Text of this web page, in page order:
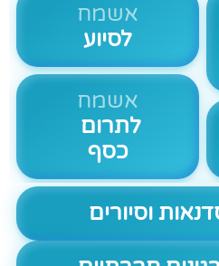
אשמח
לסיוע
אשמח
לתרום
כסף
וסיורים